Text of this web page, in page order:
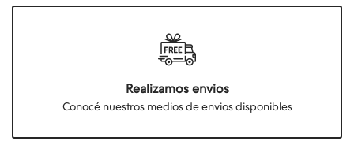
Realizamos envios
Conocé nuestros medios de envios disponibles